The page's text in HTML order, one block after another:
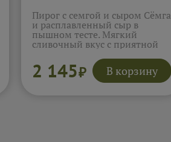
Пирог с семгой и сыром Сёмга
и расплавленный сыр в
пышном тесте. Мягкий
сливочный вкус с приятной
Подробнее...
2 145₽ В корзину